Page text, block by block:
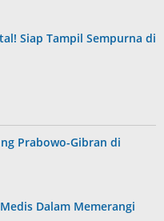
Siap Tampil Sempurna di
Prabowo-Gibran di
Dalam Memerangi